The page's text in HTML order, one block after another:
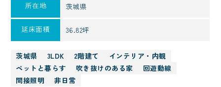
所在地 茨城県
延床面積 36.82坪
茨城県 3LDK 2階建て
インテリア・内観
ペットと暮らす
吹き抜けのある家
回遊動線
間接照明
非日常